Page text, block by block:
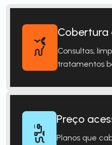
Cobertura
Consultas,
tratamentos
Preço
Planos que